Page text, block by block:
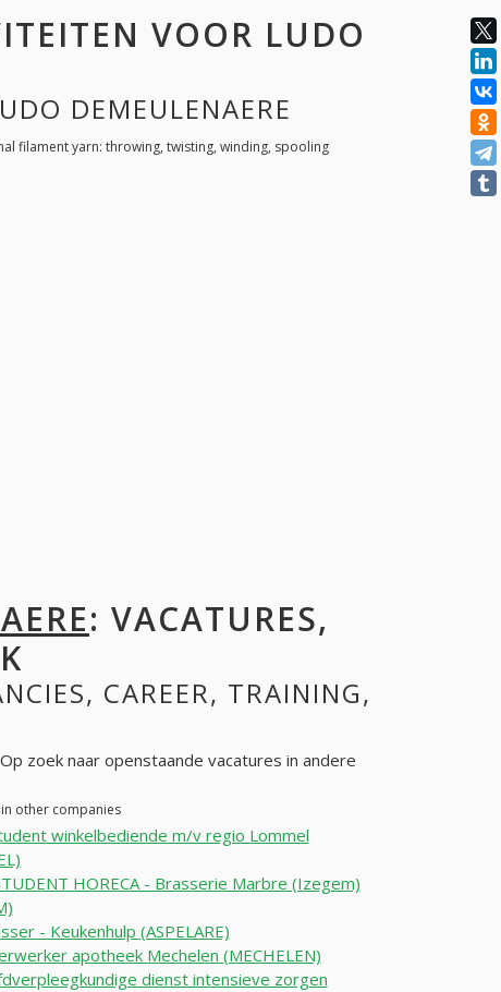
VOOR LUDO
DEMEULENAERE
filament yarn: throwing, twisting, winding, spooling
: VACATURES,
CAREER, TRAINING,
zoek naar openstaande vacatures in andere
in other companies
winkelbediende m/v regio Lommel
HORECA - Brasserie Marbre (Izegem)
- Keukenhulp (ASPELARE)
apotheek Mechelen (MECHELEN)
dienst intensieve zorgen